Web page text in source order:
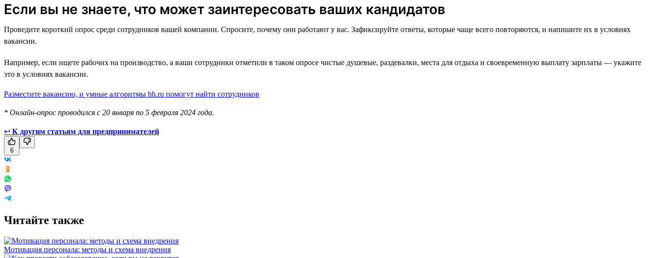
Если вы не знаете, что может заинтересовать ваших кандидатов
Проведите короткий опрос среди сотрудников вашей компании. Спросите, почему они работают у вас. Зафиксируйте ответы, которые чаще всего повторяются, и напишите их в условиях
вакансии.
Например, если ищете рабочих на производство, а ваши сотрудники отметили в таком опросе чистые душевые, раздевалки, места для отдыха и своевременную выплату зарплаты — укажите
это в условиях вакансии.
Разместите вакансию, и умные алгоритмы hh.ru помогут найти сотрудников
* Онлайн-опрос проводился с 20 января по 5 февраля 2024 года.
↩ К другим статьям для предпринимателей
6
Читайте также
Мотивация персонала: методы и схема внедрения